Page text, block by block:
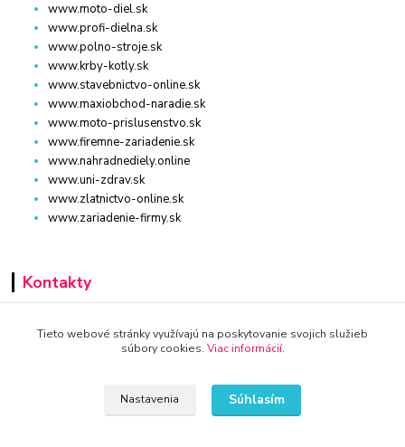
www.moto-diel.sk
www.profi-dielna.sk
www.polno-stroje.sk
www.krby-kotly.sk
www.stavebnictvo-online.sk
www.maxiobchod-naradie.sk
www.moto-prislusenstvo.sk
www.firemne-zariadenie.sk
www.nahradnediely.online
www.uni-zdrav.sk
www.zlatnictvo-online.sk
www.zariadenie-firmy.sk
Kontakty
www.dm-drogeria.sk
+421 940 949 000
Tieto webové stránky využívajú na poskytovanie svojich služieb
súbory cookies. Viac informácií.
Nastavenia Súhlasím